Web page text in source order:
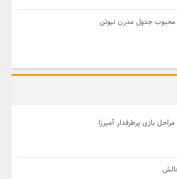
محبوب جدول مدرن نیوتن
بازی پرطرفدار آمیرزا